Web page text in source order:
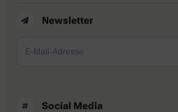
Newsletter
Social Media